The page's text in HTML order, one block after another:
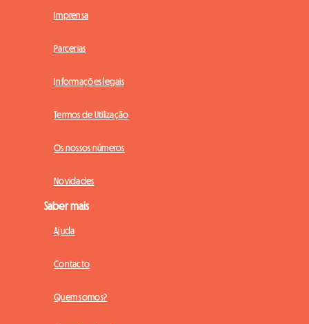
Imprensa
Parcerias
Informações legais
Termos de Utilização
Os nossos números
Novidades
Saber mais
Ajuda
Contacto
Quem somos?